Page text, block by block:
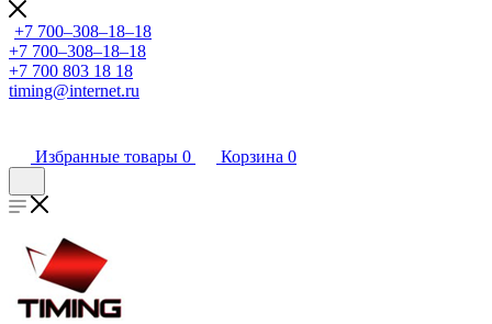
+7 700‒308‒18‒18
+7 700‒308‒18‒18
+7 700 803 18 18
timing@internet.ru
Избранные товары 0 Корзина 0